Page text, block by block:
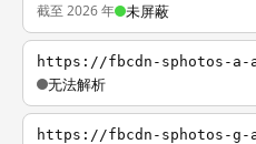
截至 2026 年 未屏蔽
https://fbcdn-sphotos-a-
无法解析
https://fbcdn-sphotos-g-